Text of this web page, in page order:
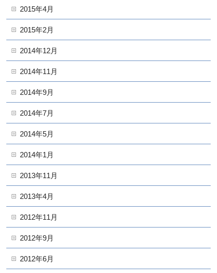
2015年4月
2015年2月
2014年12月
2014年11月
2014年9月
2014年7月
2014年5月
2014年1月
2013年11月
2013年4月
2012年11月
2012年9月
2012年6月